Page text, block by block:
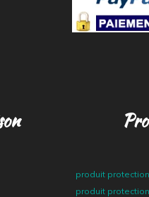
produit
produit